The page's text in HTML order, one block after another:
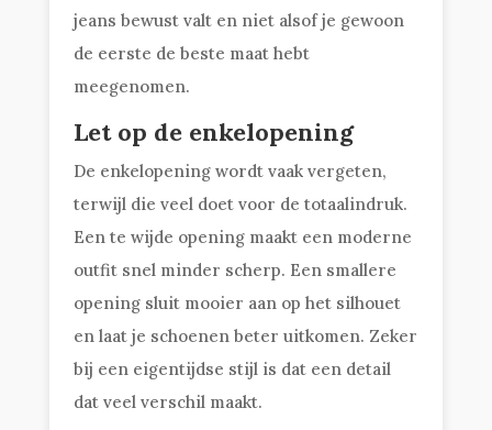
jeans bewust valt en niet alsof je gewoon
de eerste de beste maat hebt
meegenomen.
Let op de enkelopening
De enkelopening wordt vaak vergeten,
terwijl die veel doet voor de totaalindruk.
Een te wijde opening maakt een moderne
outfit snel minder scherp. Een smallere
opening sluit mooier aan op het silhouet
en laat je schoenen beter uitkomen. Zeker
bij een eigentijdse stijl is dat een detail
dat veel verschil maakt.